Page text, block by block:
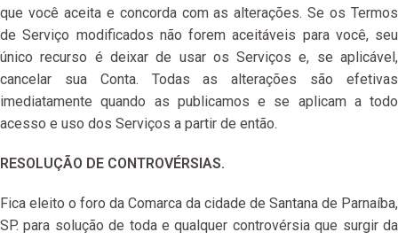
que você aceita e concorda com as alterações. Se os Termos
de Serviço modificados não forem aceitáveis ​​para você, seu
único recurso é deixar de usar os Serviços e, se aplicável,
cancelar sua Conta. Todas as alterações são efetivas
imediatamente quando as publicamos e se aplicam a todo
acesso e uso dos Serviços a partir de então.
RESOLUÇÃO DE CONTROVÉRSIAS.
Fica eleito o foro da Comarca da cidade de Santana de Parnaíba,
SP. para solução de toda e qualquer controvérsia que surgir da